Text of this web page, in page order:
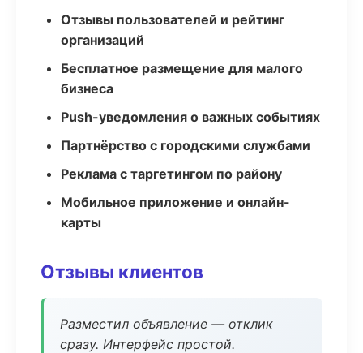
Отзывы пользователей и рейтинг
организаций
Бесплатное размещение для малого
бизнеса
Push-уведомления о важных событиях
Партнёрство с городскими службами
Реклама с таргетингом по району
Мобильное приложение и онлайн-
карты
Отзывы клиентов
Разместил объявление — отклик
сразу. Интерфейс простой.